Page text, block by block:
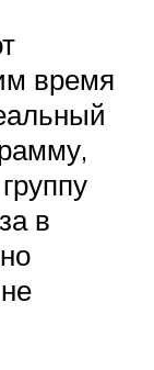
время
в